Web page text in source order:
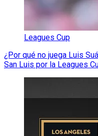
Leagues Cup
¿Por qué no juega Luis
San Luis por la Leagues